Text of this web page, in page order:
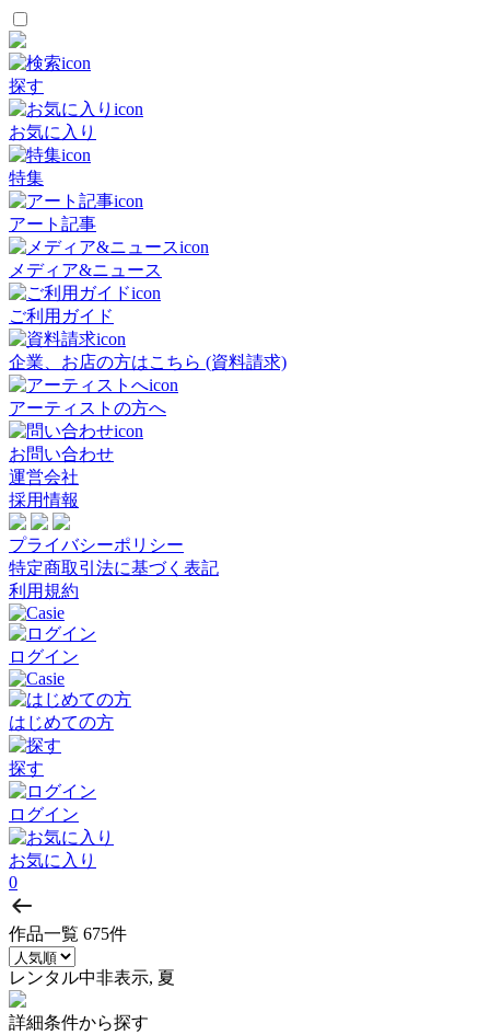
探す
お気に入り
特集
アート記事
メディア&ニュース
ご利用ガイド
企業、お店の方はこちら (資料請求)
アーティストの方へ
お問い合わせ
運営会社
採用情報
プライバシーポリシー
特定商取引法に基づく表記
利用規約
ログイン
はじめての方
探す
ログイン
お気に入り
0
作品一覧 675件
レンタル中非表示, 夏
詳細条件から探す